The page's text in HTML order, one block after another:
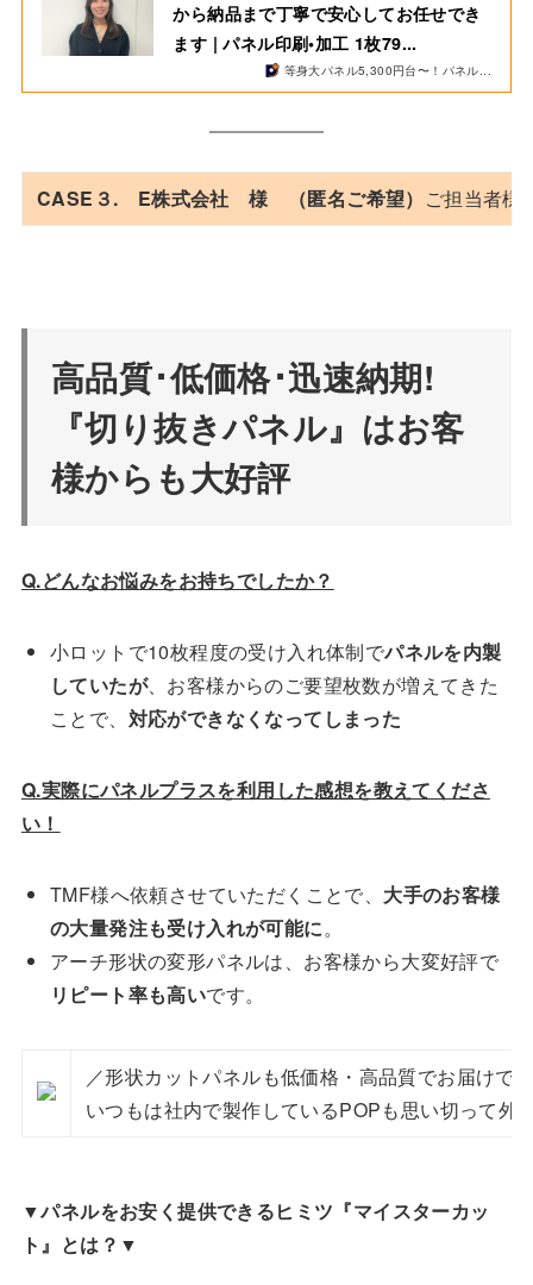
から納品まで丁寧で安心してお任せでき
ます | パネル印刷•加工 1枚79...
等身大パネル5,300円台〜！パネル...
CASE３. E株式会社 様 （匿名ご希望） ご担当者
高品質･低価格･迅速納期!
『切り抜きパネル』はお客
様からも大好評
Q.どんなお悩みをお持ちでしたか？
小ロットで10枚程度の受け入れ体制でパネルを内製
していたが、お客様からのご要望枚数が増えてきた
ことで、 対応ができなくなってしまった
Q.実際にパネルプラスを利用した感想を教えてくださ
い！
TMF様へ依頼させていただくことで、 大手のお客様
の大量発注も受け入れが可能に。
アーチ形状の変形パネルは、お客様から大変好評で
リピート率も高いです。
／形状カットパネルも低価格・高品質でお届け
いつもは社内で製作しているPOPも思い切って
▼パネルをお安く提供できるヒミツ『マイスターカッ
ト』とは？▼